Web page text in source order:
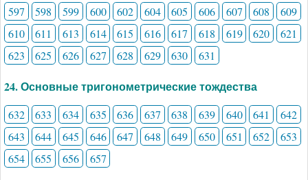
597 598 599 600 602 604 605 606 607 608
609
610
611 613 614 615 616 617 618 619 620
621
623
625 626 627 628 629 630 631
24. Основные тригонометрические тождества
632 633 634 635 636 637 638 639 640 641
642
643
644 645 646 647 648 649 650 651 652
653
654
655 656 657